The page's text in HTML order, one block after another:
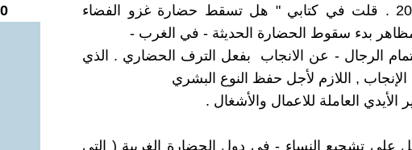
منذ عشرين سنة عام 2005 . قلت في كتابي " هل تسقط حضارة غزو الفضاء
بدء سقوط الحضارة الحديثة - في الغرب -
الرجال - عن الانجاب بفعل الترف الحضاري . الذي
, اللازم لأجل حفظ النوع البشري
الأيدي العاملة للاعمال والأشغال .
علي تشجيع النساء - في دول الحضارة الغربية ( التي